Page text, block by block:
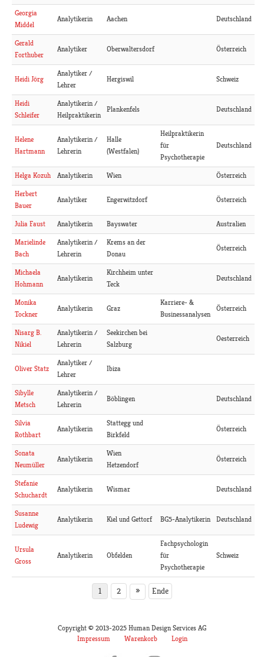
Georgia
Middel
Analytikerin Aachen Deutschland
Gerald
Forthuber
Analytiker Oberwaltersdorf Österreich
Heidi Jörg
Analytiker /
Lehrer
Hergiswil Schweiz
Heidi
Schleifer
Analytikerin /
Heilpraktikerin
Plankenfels Deutschland
Helene
Hartmann
Analytikerin /
Lehrerin
Halle
(Westfalen)
Heilpraktikerin
für
Psychotherapie
Deutschland
Helga Kozuh Analytikerin Wien Österreich
Herbert
Bauer
Analytiker Engerwitzdorf Österreich
Julia Faust Analytikerin Bayswater Australien
Marielinde
Bach
Analytikerin /
Lehrerin
Krems an der
Donau
Österreich
Michaela
Hohmann
Analytikerin
Kirchheim unter
Teck
Deutschland
Monika
Tockner
Analytikerin Graz
Karriere- &
Businessanalysen
Österreich
Nisarg B.
Nikiel
Analytikerin /
Lehrerin
Seekirchen bei
Salzburg
Oesterreich
Oliver Statz
Analytiker /
Lehrer
Ibiza
Sibylle
Metsch
Analytikerin /
Lehrerin
Böblingen Deutschland
Silvia
Rothbart
Analytikerin
Stattegg und
Birkfeld
Österreich
Sonata
Neumüller
Analytikerin
Wien
Hetzendorf
Österreich
Stefanie
Schuchardt
Analytikerin Wismar Deutschland
Susanne
Ludewig
Analytikerin Kiel und Gettorf BG5-Analytikerin Deutschland
Ursula
Gross
Analytikerin Obfelden
Fachpsychologin
für
Psychotherapie
Schweiz
1 2 » Ende
Copyright © 2013-2025 Human Design Services AG
Impressum
Warenkorb Login